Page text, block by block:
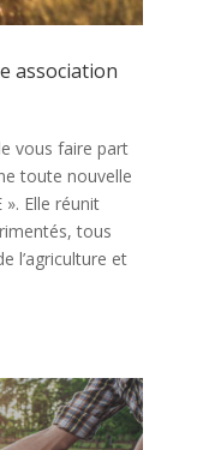
association
vous faire part
toute nouvelle
». Elle réunit
tous
l’agriculture et